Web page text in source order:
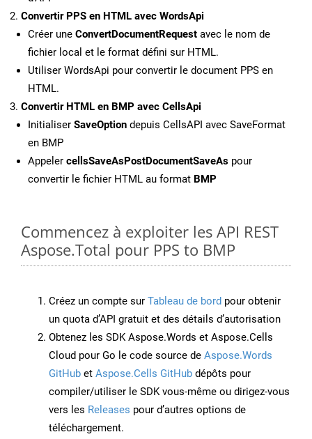
Convertir PPS en HTML avec WordsApi
Créer une ConvertDocumentRequest avec le nom de
fichier local et le format défini sur HTML.
Utiliser WordsApi pour convertir le document PPS en
HTML.
Convertir HTML en BMP avec CellsApi
Initialiser SaveOption depuis CellsAPI avec SaveFormat
en BMP
Appeler cellsSaveAsPostDocumentSaveAs pour
convertir le fichier HTML au format BMP
Commencez à exploiter les API REST
Aspose.Total pour PPS to BMP
Créez un compte sur Tableau de bord pour obtenir
un quota d’API gratuit et des détails d’autorisation
Obtenez les SDK Aspose.Words et Aspose.Cells
Cloud pour Go le code source de Aspose.Words
GitHub et Aspose.Cells GitHub dépôts pour
compiler/utiliser le SDK vous-même ou dirigez-vous
vers les Releases pour d’autres options de
téléchargement.